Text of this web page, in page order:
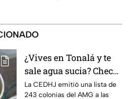
¿Vives en Tonalá y te
sale agua sucia? Checa
si tu colonia entra en el
La CEDHJ emitió una lista de
243 colonias del AMG a las